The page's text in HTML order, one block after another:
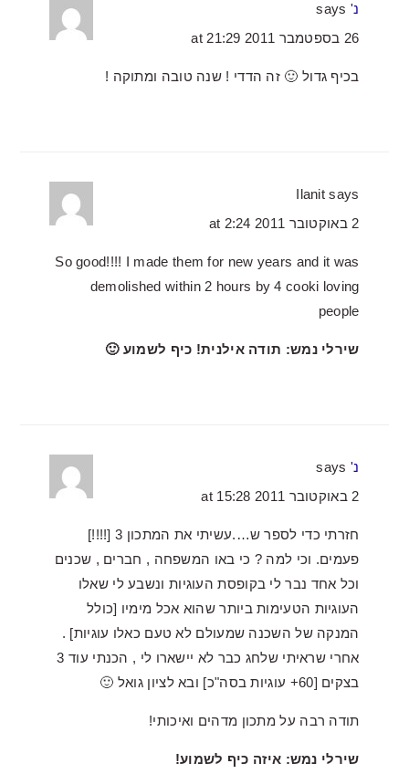
נ' says
26 בספטמבר 2011 at 21:29
בכיף גדול 🙂 זה הדדי ! שנה טובה ומתוקה !
Ilanit says
2 באוקטובר 2011 at 2:24
So good!!!! I made them for new years and it was
demolished within 2 hours by 4 cooki loving
people
שירלי נמש: תודה אילנית! כיף לשמוע 🙂
נ' says
2 באוקטובר 2011 at 15:28
חזרתי כדי לספר ש….עשיתי את המתכון 3 [!!!!]
פעמים. וכי למה ? כי באו המשפחה , חברים , שכנים
וכל אחד נבר לי בקופסת העוגיות ונשבע לי שאלו
העוגיות הטעימות ביותר שהוא אכל מימיו [כולל
המנקה של השכנה שמעולם לא טעם כאלו עוגיות] .
אחרי שראיתי שלחג כבר לא יישארו לי , הכנתי עוד 3
בצקים [60+ עוגיות בסה"כ] ובא לציון גואל 🙂
תודה רבה על מתכון מדהים ואיכותי!
שירלי נמש: איזה כיף לשמוע!